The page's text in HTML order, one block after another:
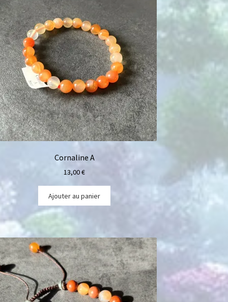
Cornaline A
13,00€
Ajouter au panier